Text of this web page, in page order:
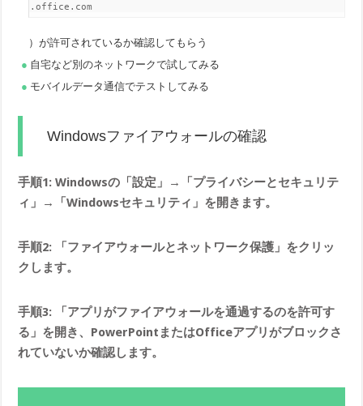
*.office.com
）が許可されているか確認してもらう
自宅など別のネットワークで試してみる
モバイルデータ通信でテストしてみる
Windowsファイアウォールの確認
手順1: Windowsの「設定」→「プライバシーとセキュリテ
ィ」→「Windowsセキュリティ」を開きます。
手順2: 「ファイアウォールとネットワーク保護」をクリッ
クします。
手順3: 「アプリがファイアウォールを通過するのを許可す
る」を開き、PowerPointまたはOfficeアプリがブロックさ
れていないか確認します。